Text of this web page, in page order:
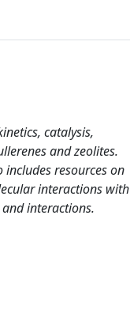
catalysis,
and zeolites.
resources on
interactions with
interactions.